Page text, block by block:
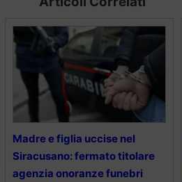
Madre e figlia uccise nel
Siracusano: fermato titolare
agenzia onoranze funebri